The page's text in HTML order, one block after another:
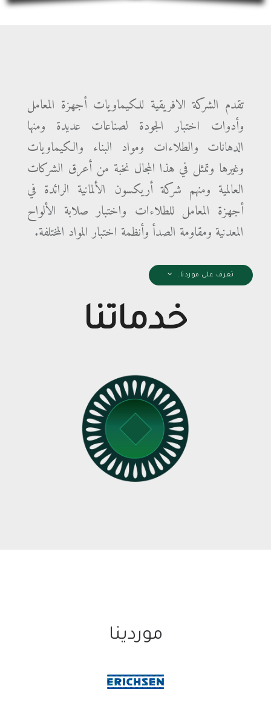
تقدم الشركة الافريقية للكيماويات أجهزة المعامل
وأدوات اختبار الجودة لصناعات عديدة ومنها
الدهانات والطلاءات ومواد البناء والكيماويات
وغيرها وتمثل في هذا المجال نخبة من أعرق الشركات
العالمية ومنهم شركة أريكسون الألمانية الرائدة في
أجهزة المعامل للطلاءات واختبار صلابة الألواح
المعدنية ومقاومة الصدأ وأنظمة اختبار المواد المختلفة.
تعرف على موردنا.
خدماتنا
موردينا